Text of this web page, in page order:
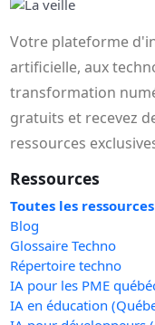
Votre plateforme
artificielle, aux
transformation
gratuits et recevez
ressources
Ressources
Toutes les ressources
Blog
Glossaire Techno
Répertoire techno
IA pour les PME
IA en éducation